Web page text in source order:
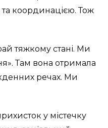
координацією. Тож
тяжкому стані. Ми
Там вона отримала
речах. Ми
у містечку